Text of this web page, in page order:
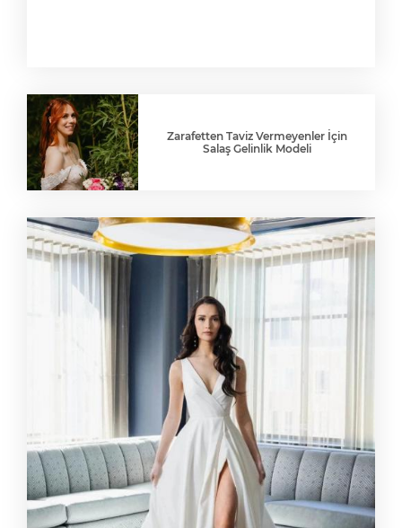
Zarafetten Taviz Vermeyenler İçin
Salaş Gelinlik Modeli